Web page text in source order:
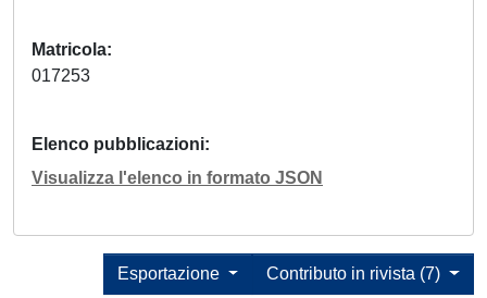
Matricola
017253
Elenco pubblicazioni
Visualizza l'elenco in formato JSON
Contributo in rivista (7)
Esportazione